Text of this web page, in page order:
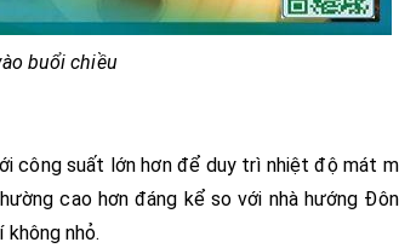
buổi chiều
công suất lớn hơn để duy trì nhiệt độ mát
cao hơn đáng kể so với nhà hướng
nhỏ.